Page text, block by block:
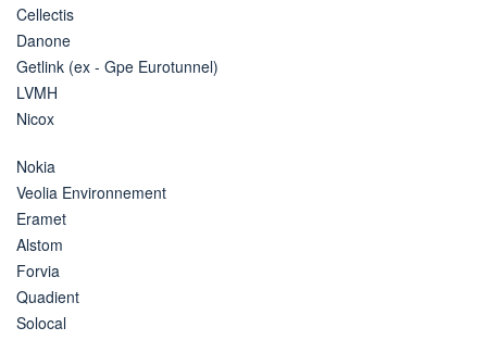
Cellectis
Danone
Getlink (ex - Gpe Eurotunnel)
LVMH
Nicox
Nokia
Veolia Environnement
Eramet
Alstom
Forvia
Quadient
Solocal